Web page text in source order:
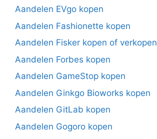
Aandelen EVgo kopen
Aandelen Fashionette kopen
Aandelen Fisker kopen of verkopen
Aandelen Forbes kopen
Aandelen GameStop kopen
Aandelen Ginkgo Bioworks kopen
Aandelen GitLab kopen
Aandelen Gogoro kopen